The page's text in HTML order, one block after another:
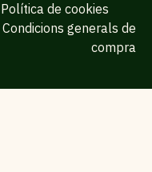
Política de cookies
Condicions generals de
compra